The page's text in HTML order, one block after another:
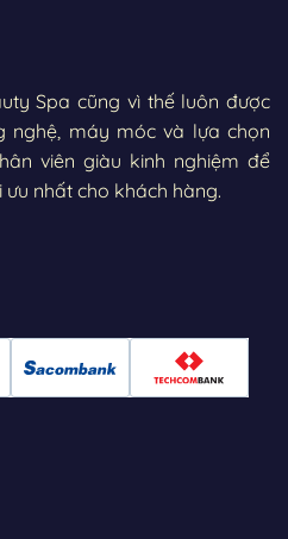
Spa cũng vì thế luôn được
nghệ, máy móc và lựa chọn
viên giàu kinh nghiệm để
nhất cho khách hàng.